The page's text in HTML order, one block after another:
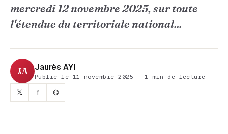
mercredi 12 novembre 2025, sur toute
l'étendue du territoriale national...
JA Jaurès AYI
Publié le 11 novembre 2025 · 1 min de lecture
𝕏 f ⌬